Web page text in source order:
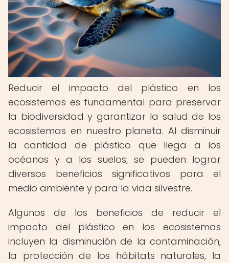
Reducir el impacto del plástico en los
ecosistemas es fundamental para preservar
la biodiversidad y garantizar la salud de los
ecosistemas en nuestro planeta. Al disminuir
la cantidad de plástico que llega a los
océanos y a los suelos, se pueden lograr
diversos beneficios significativos para el
medio ambiente y para la vida silvestre.
Algunos de los beneficios de reducir el
impacto del plástico en los ecosistemas
incluyen la disminución de la contaminación,
la protección de los hábitats naturales, la